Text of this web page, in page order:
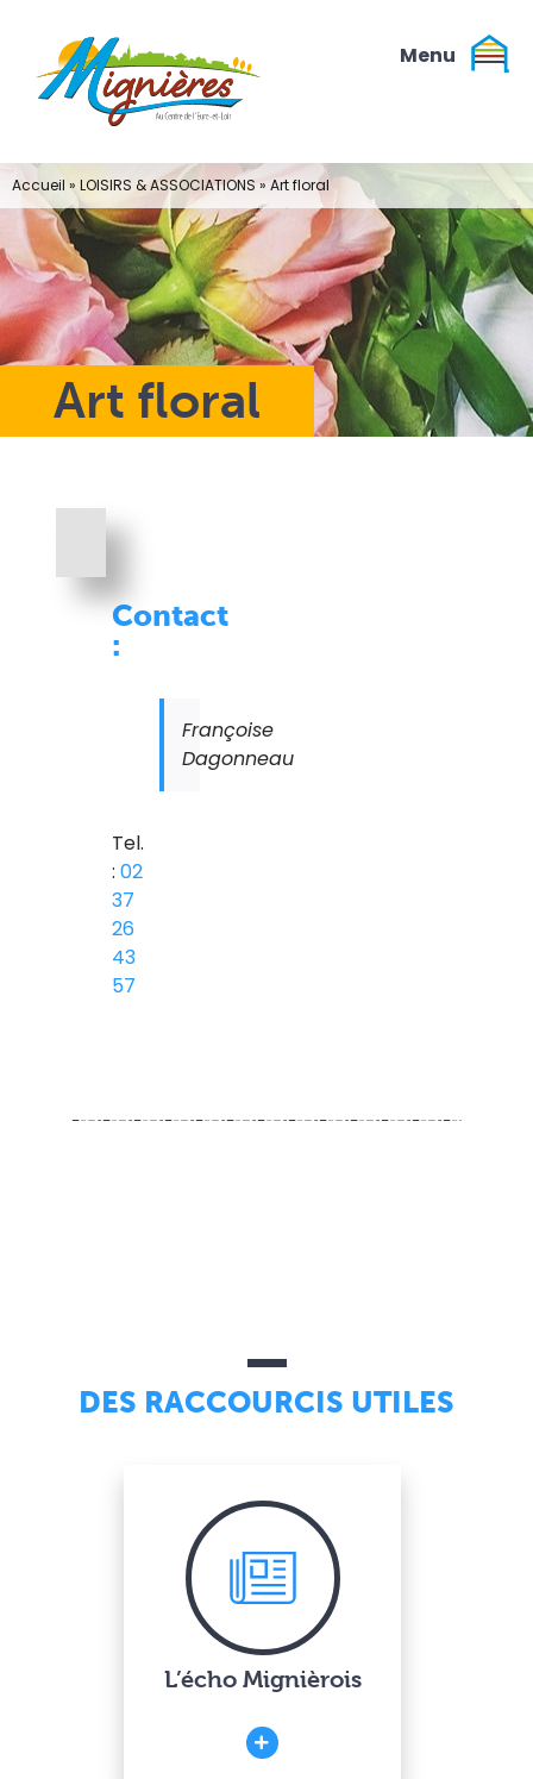
contenu
Art floral
Accueil » LOISIRS & ASSOCIATIONS » Art floral
Contact
:
Françoise
Dagonneau
Tel.
: 02
37
26
43
57
DES RACCOURCIS UTILES
L’écho Mignièrois